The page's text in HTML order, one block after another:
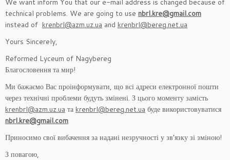
We want inform You that our e-mail address is changed because of
technical problems. We are going to use nbrl.kre@gmail.com
instead of krenbrl@azm.uz.ua and krenbrl@bereg.net.ua
Yours Sincerely,
Reformed Lyceum of Nagybereg
Благословення та мир!
Ми бажаємо Вас проінформувати, що всі адреси електронної пошти
через технічні проблеми будуть змінені. З цього моменту замість
krenbrl@azm.uz.ua та krenbrl@bereg.net.ua буде використовуватися
nbrl.kre@gmail.com
Приносимо свої вибачення за надані незручності у зв’язку зі зміною!
З повагою,